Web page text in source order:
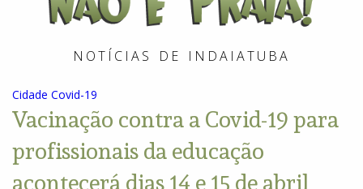
NOTÍCIAS DE INDAIATUBA
Cidade Covid-19
Vacinação contra a Covid-19 para
profissionais da educação